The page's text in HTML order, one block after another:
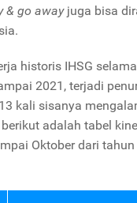
& go away juga bisa
historis IHSG
2021, terjadi
kali sisanya
adalah tabel
Oktober dari